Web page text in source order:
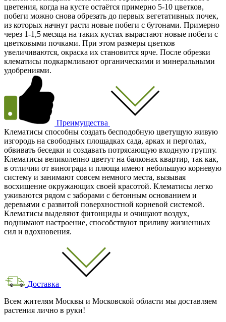
цветения, когда на кусте остаётся примерно 5-10 цветков,
побеги можно снова обрезать до первых вегетативных почек,
из которых начнут расти новые побеги с бутонами. Примерно
через 1-1,5 месяца на таких кустах вырастают новые побеги с
цветковыми почками. При этом размеры цветков
увеличиваются, окраска их становится ярче. После обрезки
клематисы подкармливают органическими и минеральными
удобрениями.
Преимущества
Клематисы способны создать бесподобную цветущую живую
изгородь на свободных площадках сада, арках и перголах,
обвивать беседки и создавать потрясающую входную группу.
Клематисы великолепно цветут на балконах квартир, так как,
в отличии от винограда и плюща имеют небольшую корневую
систему и занимают совсем немного места, вызывая
восхищение окружающих своей красотой. Клематисы легко
уживаются рядом с заборами с бетонным основанием и
деревьями с развитой поверхностной корневой системой.
Клематисы выделяют фитонциды и очищают воздух,
поднимают настроение, способствуют приливу жизненных
сил и вдохновения.
Доставка
Всем жителям Москвы и Московской области мы доставляем
растения лично в руки!